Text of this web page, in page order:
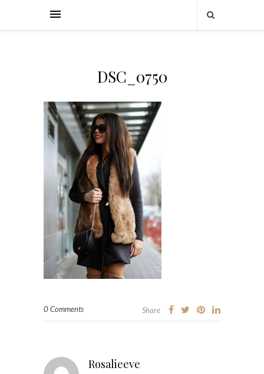
DSC_0750
0 Comments Share
Rosalieeve